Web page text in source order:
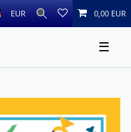
EUR 0,00 EUR
☰